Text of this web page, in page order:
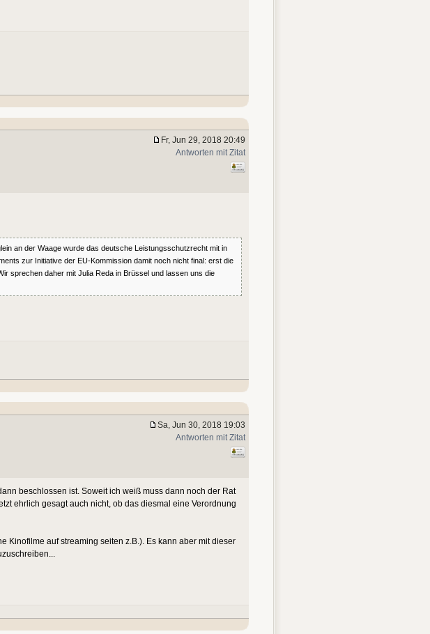
Fr, Jun 29, 2018 20:49
Antworten mit Zitat
an der Waage wurde das deutsche Leistungsschutzrecht mit in
zur Initiative der EU-Kommission damit noch nicht final: erst die
sprechen daher mit Julia Reda in Brüssel und lassen uns die
Sa, Jun 30, 2018 19:03
Antworten mit Zitat
beschlossen ist. Soweit ich weiß muss dann noch der Rat
ehrlich gesagt auch nicht, ob das diesmal eine Verordnung
Kinofilme auf streaming seiten z.B.). Es kann aber mit dieser